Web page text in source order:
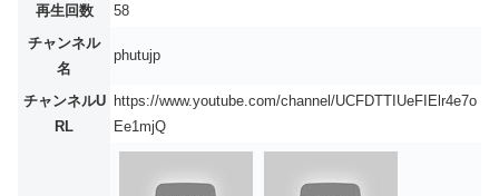
再生回数
58
チャンネル
名
phutujp
チャンネルU
RL
https://www.youtube.com/channel/UCFDTTIUeFIElr4e7o
Ee1mjQ